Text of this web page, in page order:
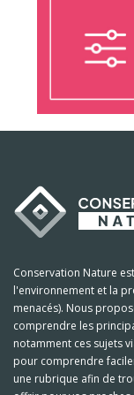
Conservation Nature
l'environnement et la
menacés). Nous
comprendre les
notamment ces sujets
pour comprendre
une rubrique afin de